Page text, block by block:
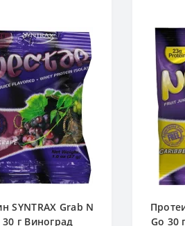
SYNTRAX Grab N
30 г Виноград
Go 30